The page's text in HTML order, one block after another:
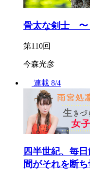
骨太な剣士 〜
第110回
今森光彦
連載 8/4
四半世紀、毎
間がそれを断